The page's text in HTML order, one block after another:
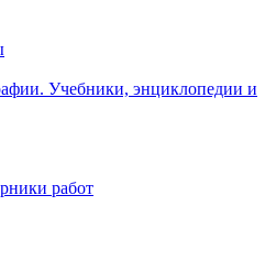
Учебники, энциклопедии и
работ